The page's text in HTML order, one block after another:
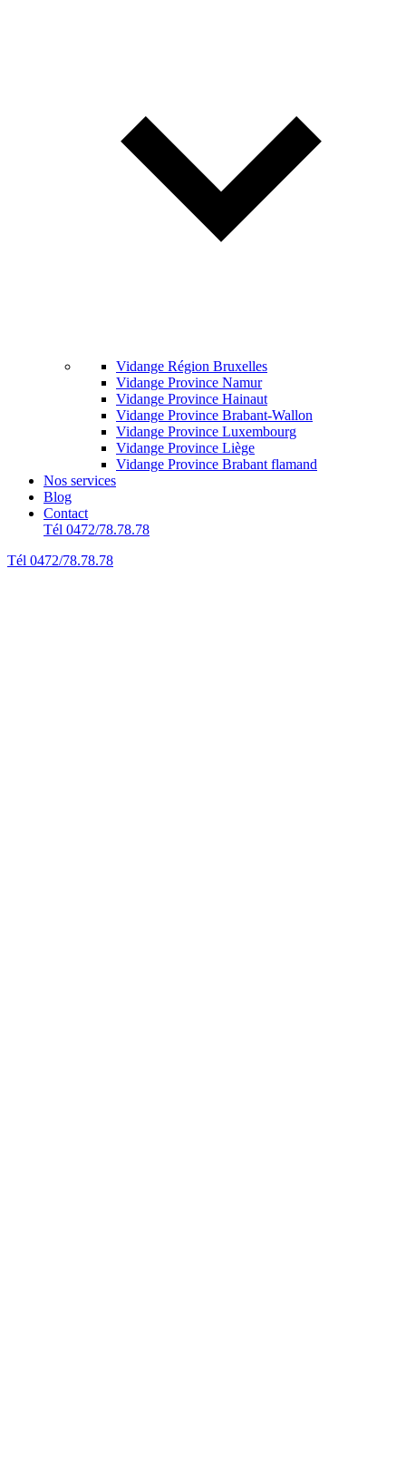
Vidange Région Bruxelles
Vidange Province Namur
Vidange Province Hainaut
Vidange Province Brabant-Wallon
Vidange Province Luxembourg
Vidange Province Liège
Vidange Province Brabant flamand
Nos services
Blog
Contact
Tél 0472/78.78.78
Tél 0472/78.78.78